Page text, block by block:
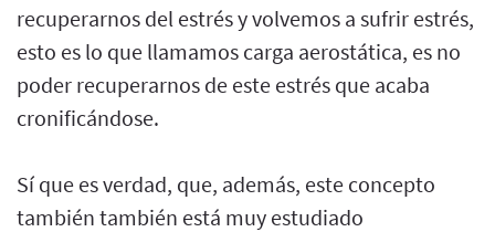
recuperarnos del estrés y volvemos a sufrir estrés,
esto es lo que llamamos carga aerostática, es no
poder recuperarnos de este estrés que acaba
cronificándose.
Sí que es verdad, que, además, este concepto
también también está muy estudiado